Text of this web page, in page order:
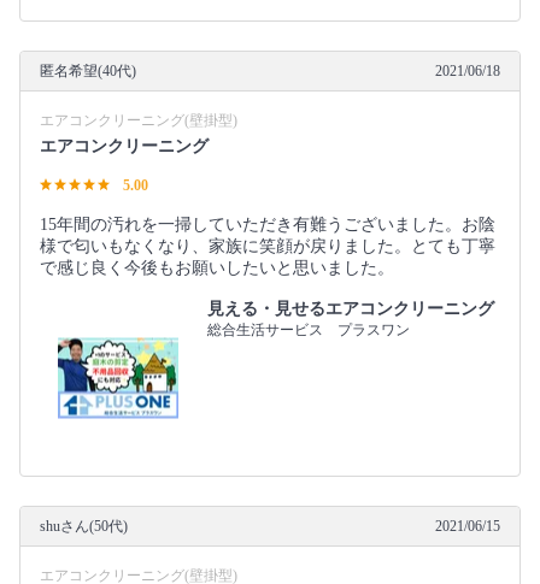
匿名希望(40代) 2021/06/18
エアコンクリーニング(壁掛型)
エアコンクリーニング
5.00
15年間の汚れを一掃していただき有難うございました。お陰
様で匂いもなくなり、家族に笑顔が戻りました。とても丁寧
で感じ良く今後もお願いしたいと思いました。
見える・見せるエアコンクリーニング
総合生活サービス プラスワン
shuさん(50代) 2021/06/15
エアコンクリーニング(壁掛型)